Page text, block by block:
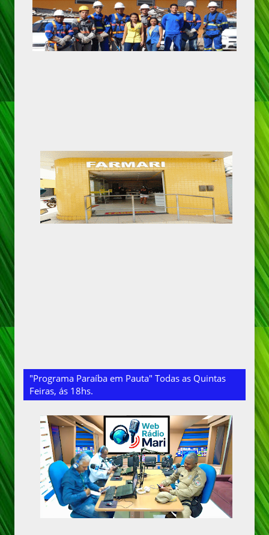
"Programa Paraíba em Pauta" Todas as Quintas
Feiras, ás 18hs.